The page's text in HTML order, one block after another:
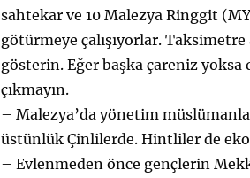
sahtekar ve 10 Malezya Ringgit
götürmeye çalışıyorlar.
gösterin. Eğer başka çareniz yoksa
çıkmayın.
– Malezya’da yönetim
üstünlük Çinlilerde. Hintliler de
– Evlenmeden önce gençlerin